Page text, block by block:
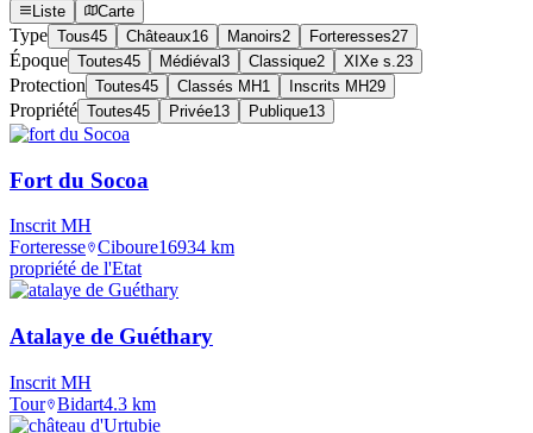
Liste Carte
Type Tous45 Châteaux16 Manoirs2 Forteresses27
Époque Toutes45 Médiéval 3 Classique2 XIXe s. 23
Protection Toutes45 Classés MH1 Inscrits MH29
Propriété Toutes45 Privée13 Publique13
Fort du Socoa
Inscrit MH
Forteresse Ciboure16934 km
propriété de l'Etat
Atalaye de Guéthary
Inscrit MH
Tour Bidart4.3 km